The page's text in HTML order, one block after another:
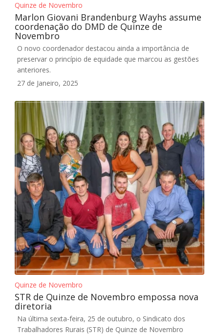
Quinze de Novembro
Marlon Giovani Brandenburg Wayhs assume
coordenação do DMD de Quinze de
Novembro
O novo coordenador destacou ainda a importância de
preservar o princípio de equidade que marcou as gestões
anteriores.
27 de Janeiro, 2025
Quinze de Novembro
STR de Quinze de Novembro empossa nova
diretoria
Na última sexta-feira, 25 de outubro, o Sindicato dos
Trabalhadores Rurais (STR) de Quinze de Novembro